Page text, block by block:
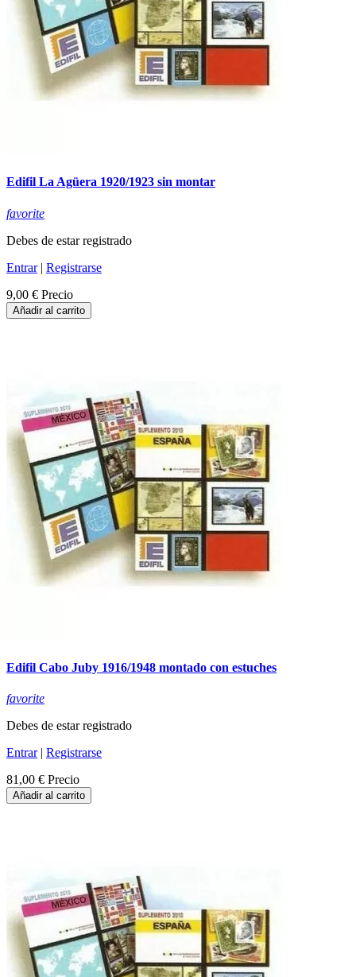
Edifil La Agüera 1920/1923 sin montar
favorite
Debes de estar registrado
Entrar| Registrarse
9,00 € Precio
Añadir al carrito
Edifil Cabo Juby 1916/1948 montado con estuches
favorite
Debes de estar registrado
Entrar| Registrarse
81,00 € Precio
Añadir al carrito